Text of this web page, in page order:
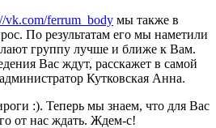
vk.com/ferrum_body мы также в
По результатам его мы наметили
группу лучше и ближе к Вам.
Вас ждут, расскажет в самой
Кутковская Анна.
:). Теперь мы знаем, что для Вас
от нас ждать. Ждем-с!